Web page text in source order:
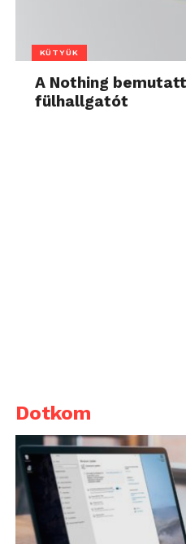
KÜTYÜK
A Nothing
fülhallgatót
Dotkom